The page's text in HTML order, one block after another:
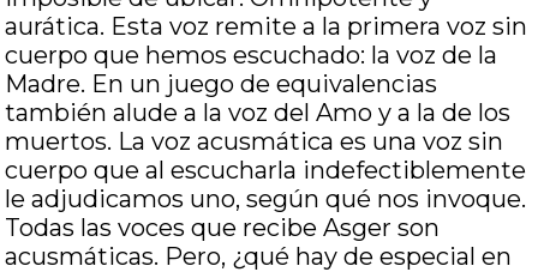
aurática. Esta voz remite a la primera voz sin
cuerpo que hemos escuchado: la voz de la
Madre. En un juego de equivalencias
también alude a la voz del Amo y a la de los
muertos. La voz acusmática es una voz sin
cuerpo que al escucharla indefectiblemente
le adjudicamos uno, según qué nos invoque.
Todas las voces que recibe Asger son
acusmáticas. Pero, ¿qué hay de especial en